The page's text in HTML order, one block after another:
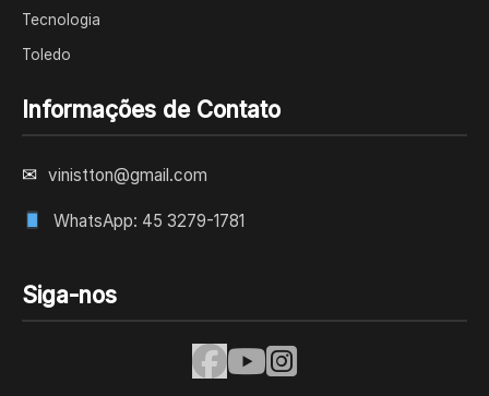
Tecnologia
Toledo
Informações de Contato
✉ vinistton@gmail.com
WhatsApp: 45 3279-1781
Siga-nos